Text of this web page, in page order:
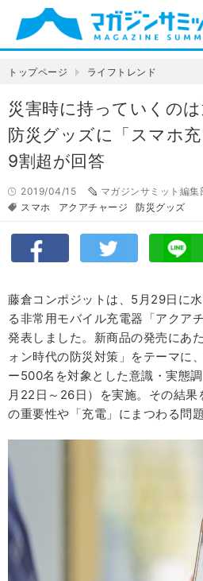
トップページ ライフトレンド
災害時に持っていくの
防災グッズに「スマホ
9割超が回答
2019/04/15
マガジンサミット編集
スマホ
アクアチャージ 防災グッズ
藤倉コンポジットは、5月29日に
る非常用モバイル充電器「アクア
発表しました。新商品の発売にあ
ォン時代の防災対策」をテーマに
ー500名を対象とした意識・実態
月22日～26日）を実施。その結果
の重要性や「充電」にまつわる問